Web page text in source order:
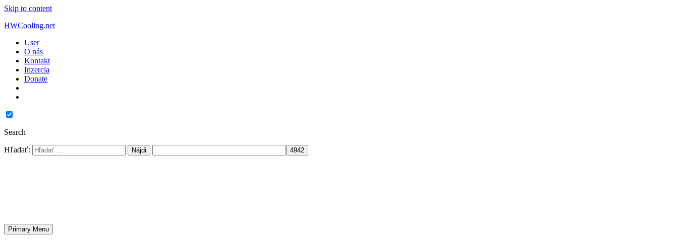
Skip to content
HWCooling.net
User
O nás
Kontakt
Inzercia
Donate
Search
Hľadať:
Primary Menu